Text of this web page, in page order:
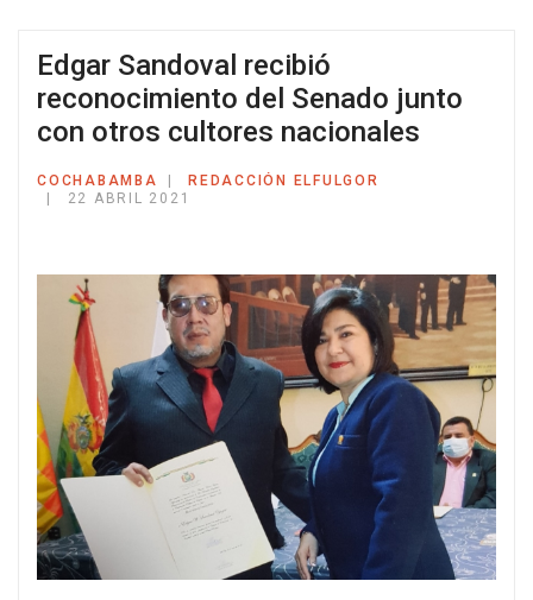
Edgar Sandoval recibió
reconocimiento del Senado junto
con otros cultores nacionales
COCHABAMBA
REDACCIÓN ELFULGOR
22 ABRIL 2021